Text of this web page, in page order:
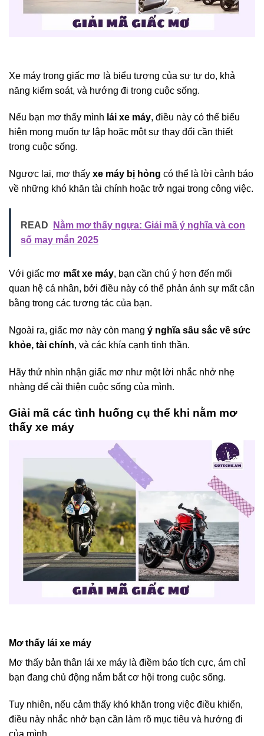
Xe máy trong giấc mơ là biểu tượng của sự tự do, khả
năng kiểm soát, và hướng đi trong cuộc sống.
Nếu bạn mơ thấy mình lái xe máy, điều này có thể biểu
hiện mong muốn tự lập hoặc một sự thay đổi cần thiết
trong cuộc sống.
Ngược lại, mơ thấy xe máy bị hỏng có thể là lời cảnh báo
về những khó khăn tài chính hoặc trở ngại trong công việc.
READ
Nằm mơ thấy ngựa: Giải mã ý nghĩa và con
số may mắn 2025
Với giấc mơ mất xe máy, bạn cần chú ý hơn đến mối
quan hệ cá nhân, bởi điều này có thể phản ánh sự mất cân
bằng trong các tương tác của bạn.
Ngoài ra, giấc mơ này còn mang ý nghĩa sâu sắc về sức
khỏe, tài chính, và các khía cạnh tinh thần.
Hãy thử nhìn nhận giấc mơ như một lời nhắc nhở nhẹ
nhàng để cải thiện cuộc sống của mình.
Giải mã các tình huống cụ thể khi nằm mơ
thấy xe máy
Mơ thấy lái xe máy
Mơ thấy bản thân lái xe máy là điềm báo tích cực, ám chỉ
bạn đang chủ động nắm bắt cơ hội trong cuộc sống.
Tuy nhiên, nếu cảm thấy khó khăn trong việc điều khiển,
điều này nhắc nhở bạn cần làm rõ mục tiêu và hướng đi
của mình.